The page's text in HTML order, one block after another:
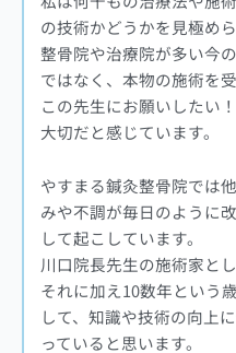
の技術かどうかを見極めら
整骨院や治療院が多い今
ではなく、本物の施術を
この先生にお願いしたい
大切だと感じています。
やすまる鍼灸整骨院では
みや不調が毎日のように
して起こしています。
川口院長先生の施術家と
それに加え10数年という
して、知識や技術の向上
っていると思います。